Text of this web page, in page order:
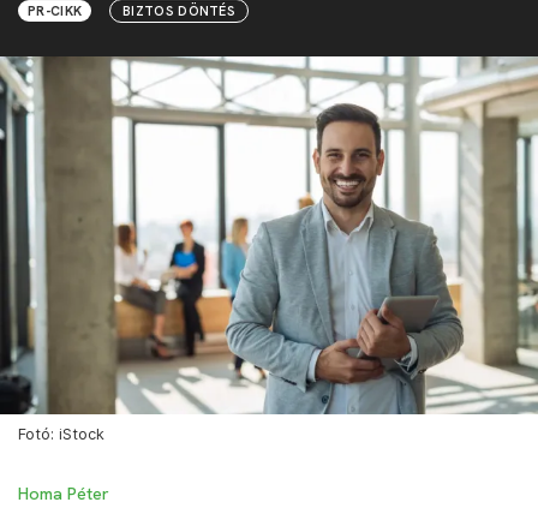
PR-CIKK BIZTOS DÖNTÉS
Fotó: iStock
Homa Péter